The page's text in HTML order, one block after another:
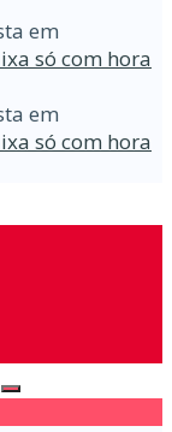
em
só com hora
em
só com hora